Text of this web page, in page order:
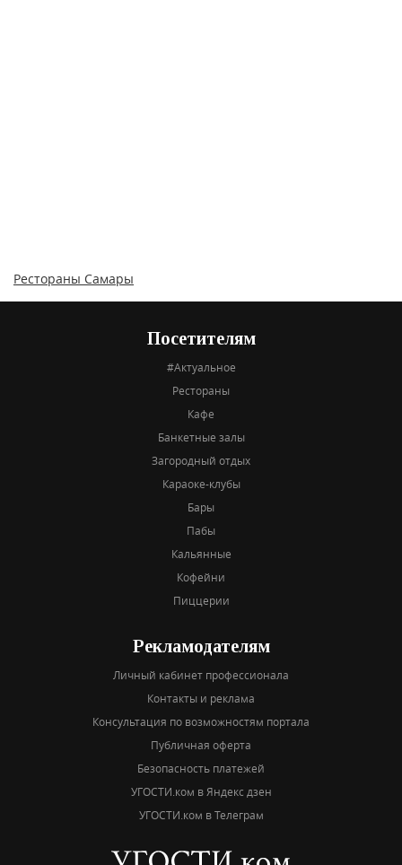
Рестораны Самары
Посетителям
#Актуальное
Рестораны
Кафе
Банкетные залы
Загородный отдых
Караоке-клубы
Бары
Пабы
Кальянные
Кофейни
Пиццерии
Рекламодателям
Личный кабинет профессионала
Контакты и реклама
Консультация по возможностям портала
Публичная оферта
Безопасность платежей
УГОСТИ.ком в Яндекс дзен
УГОСТИ.ком в Телеграм